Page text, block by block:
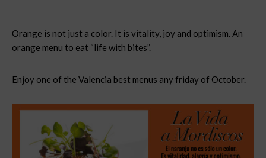
Orange is not just a color. It is vitality, joy and optimism. An
orange menu to eat “life with bites”.
Enjoy one of the Valencia best menus any friday of October.